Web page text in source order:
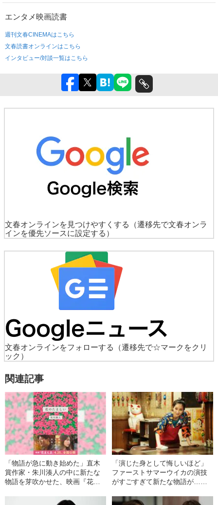
エンタメ 映画読書
週刊文春CINEMAはこちら
文春読書オンラインはこちら
インタビュー/対談一覧はこちら
文春オンラインを見つけやすくする
（遷移先で文春オンラ
インを優先ソースに設定する）
文春オンラインをフォローする
（遷移先で☆マークをクリ
ック）
関連記事
「物語が急に動き始めた」直木
賞作家・朱川湊人の中に新たな
物語を芽吹かせた、映画『花ま
「演じた身として悔しいほど」
ファーストサマーウイカの演技
がすごすぎて新たな物語が…映
ョンを語る